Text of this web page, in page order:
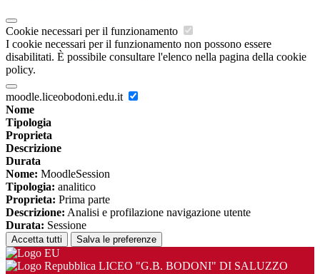
Cookie necessari per il funzionamento
I cookie necessari per il funzionamento non possono essere
disabilitati. È possibile consultare l'elenco nella pagina della cookie
policy.
moodle.liceobodoni.edu.it
Nome
Tipologia
Proprieta
Descrizione
Durata
Nome: MoodleSession
Tipologia: analitico
Proprieta: Prima parte
Descrizione: Analisi e profilazione navigazione utente
Durata: Sessione
Accetta tutti Salva le preferenze
LICEO "G.B. BODONI" DI SALUZZO